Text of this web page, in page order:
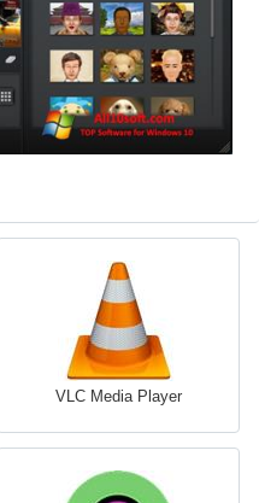
VLC Media Player